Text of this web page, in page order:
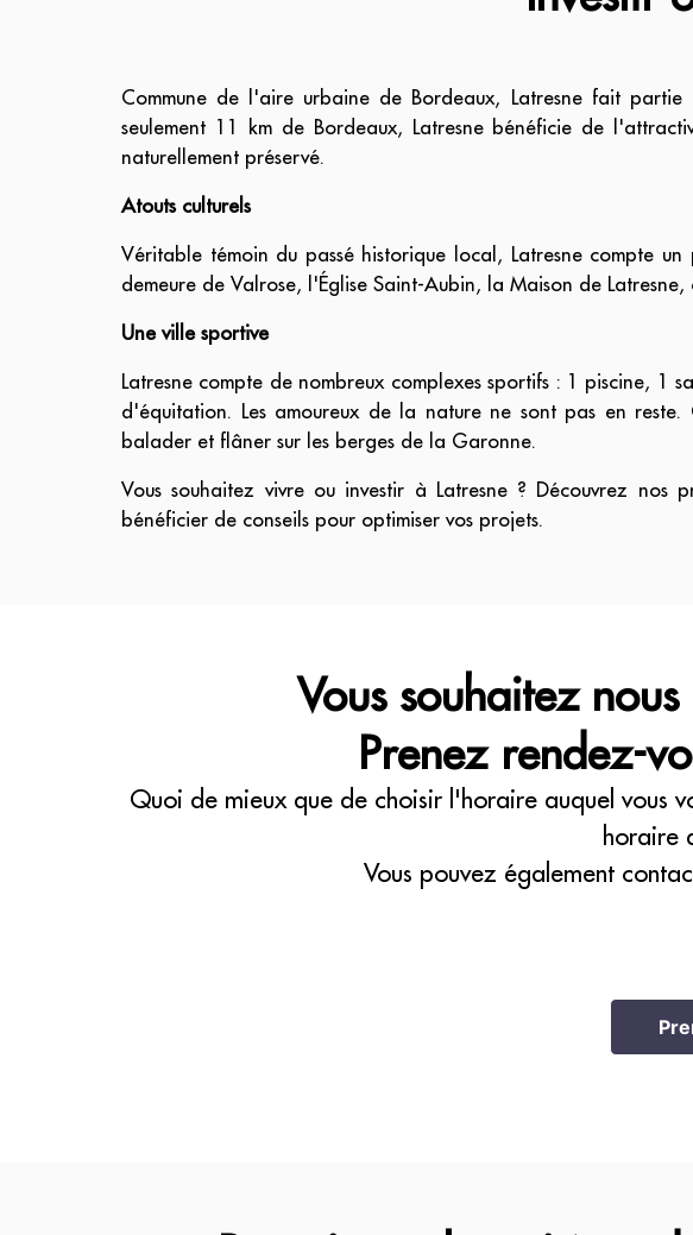
Commune de l'aire urbaine de Bordeaux, Latresne fait
seulement 11 km de Bordeaux, Latresne bénéficie de
naturellement préservé.
Atouts culturels
Véritable témoin du passé historique local, Latresne compte
demeure de Valrose, l'Église Saint-Aubin, la Maison de
Une ville sportive
Latresne compte de nombreux complexes sportifs : 1 piscine,
d'équitation. Les amoureux de la nature ne sont pas en
balader et flâner sur les berges de la Garonne.
Vous souhaitez vivre ou investir à Latresne ? Découvrez
bénéficier de conseils pour optimiser vos projets.
Vous souhaitez
Prenez rendez-
Quoi de mieux que de choisir l'horaire auquel vous
horaire
Vous pouvez également